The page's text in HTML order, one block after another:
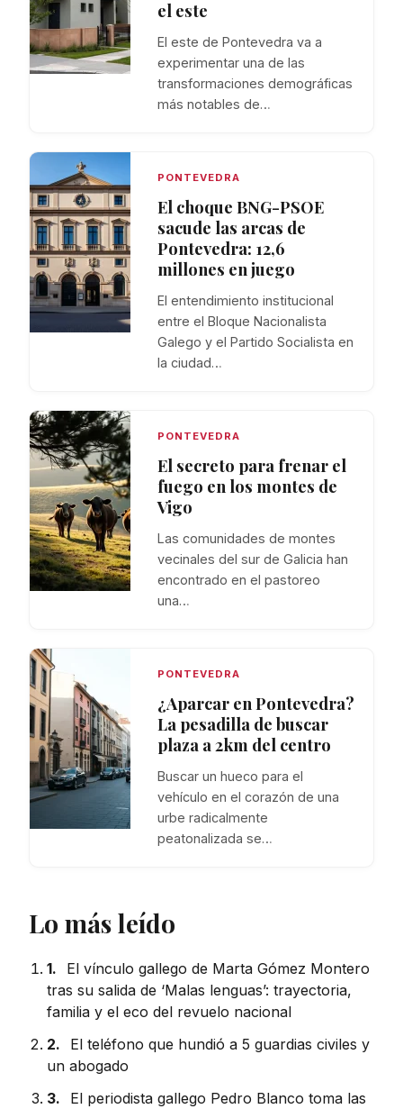
el este
El este de Pontevedra va a
experimentar una de las
transformaciones demográficas
más notables de…
PONTEVEDRA
El choque BNG-PSOE
sacude las arcas de
Pontevedra: 12,6
millones en juego
El entendimiento institucional
entre el Bloque Nacionalista
Galego y el Partido Socialista en
la ciudad…
PONTEVEDRA
El secreto para frenar el
fuego en los montes de
Vigo
Las comunidades de montes
vecinales del sur de Galicia han
encontrado en el pastoreo
una…
PONTEVEDRA
¿Aparcar en Pontevedra?
La pesadilla de buscar
plaza a 2km del centro
Buscar un hueco para el
vehículo en el corazón de una
urbe radicalmente
peatonalizada se…
Lo más leído
1.
El vínculo gallego de Marta Gómez Montero
tras su salida de ‘Malas lenguas’: trayectoria,
familia y el eco del revuelo nacional
2.
El teléfono que hundió a 5 guardias civiles y
un abogado
3.
El periodista gallego Pedro Blanco toma las